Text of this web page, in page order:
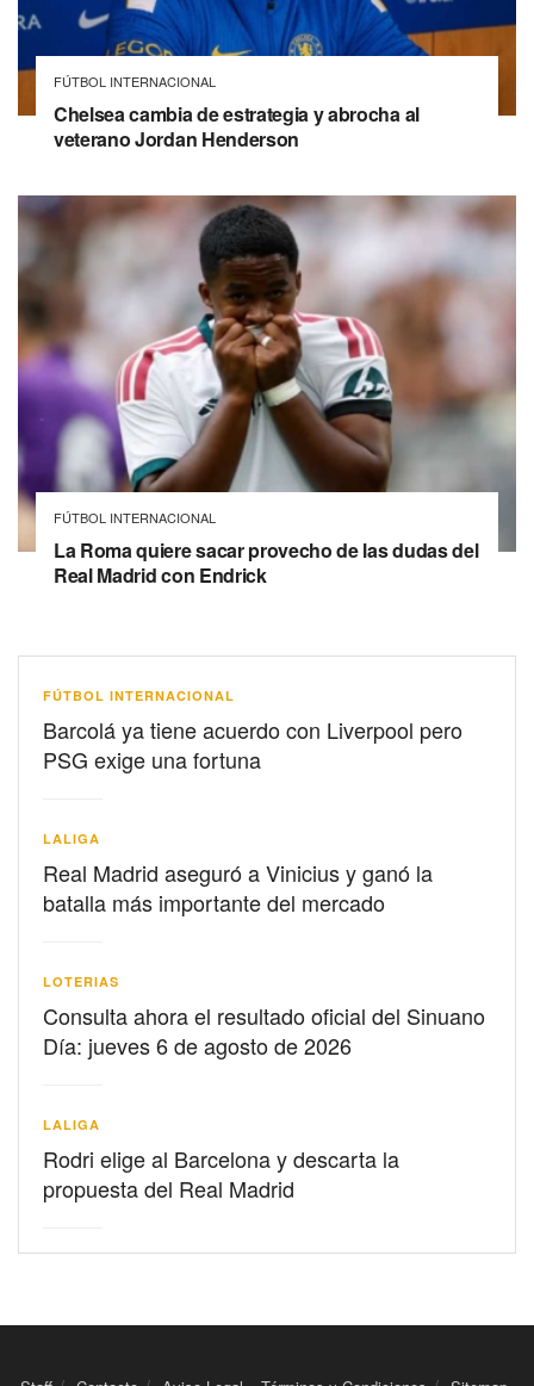
FÚTBOL INTERNACIONAL
Chelsea cambia de estrategia y abrocha al
veterano Jordan Henderson
FÚTBOL INTERNACIONAL
La Roma quiere sacar provecho de las dudas del
Real Madrid con Endrick
FÚTBOL INTERNACIONAL
Barcolá ya tiene acuerdo con Liverpool pero
PSG exige una fortuna
LALIGA
Real Madrid aseguró a Vinicius y ganó la
batalla más importante del mercado
LOTERIAS
Consulta ahora el resultado oficial del Sinuano
Día: jueves 6 de agosto de 2026
LALIGA
Rodri elige al Barcelona y descarta la
propuesta del Real Madrid